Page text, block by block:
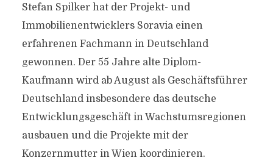
Stefan Spilker hat der Projekt- und
Immobilienentwicklers Soravia einen
erfahrenen Fachmann in Deutschland
gewonnen. Der 55 Jahre alte Diplom-
Kaufmann wird ab August als Geschäftsführer
Deutschland insbesondere das deutsche
Entwicklungsgeschäft in Wachstumsregionen
ausbauen und die Projekte mit der
Konzernmutter in Wien koordinieren.